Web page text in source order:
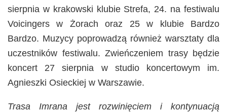
sierpnia w krakowski klubie Strefa, 24. na festiwalu
Voicingers w Żorach oraz 25 w klubie Bardzo
Bardzo. Muzycy poprowadzą również warsztaty dla
uczestników festiwalu. Zwieńczeniem trasy będzie
koncert 27 sierpnia w studio koncertowym im.
Agnieszki Osieckiej w Warszawie.
Trasa Imrana jest rozwinięciem i kontynuacją